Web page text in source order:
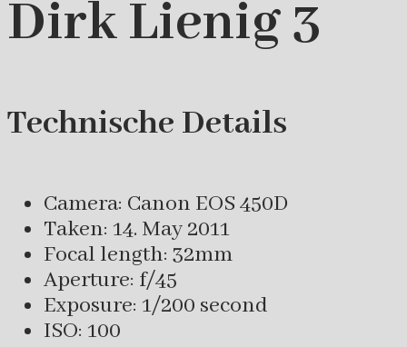
Dirk Lienig 3
Technische Details
Camera: Canon EOS 450D
Taken: 14. May 2011
Focal length: 32mm
Aperture: f/45
Exposure: 1/200 second
ISO: 100